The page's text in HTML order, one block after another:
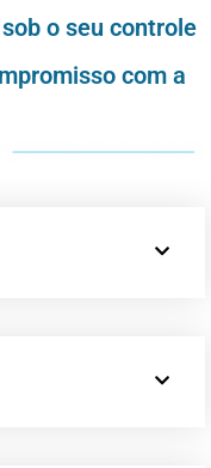
o seu controle
com a